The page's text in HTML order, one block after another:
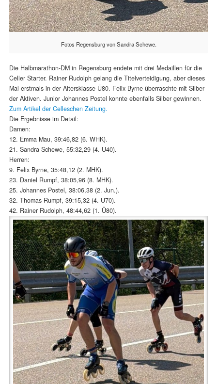
Fotos Regensburg von Sandra Schewe.
Die Halbmarathon-DM in Regensburg endete mit drei Medaillen für die
Celler Starter. Rainer Rudolph gelang die Titelverteidigung, aber dieses
Mal erstmals in der Altersklasse Ü80. Felix Byrne überraschte mit Silber
der Aktiven. Junior Johannes Postel konnte ebenfalls Silber gewinnen.
Zum Artikel der Celleschen Zeitung.
Die Ergebnisse im Detail:
Damen:
12. Emma Mau, 39:46,82 (6. WHK).
21. Sandra Schewe, 55:32,29 (4. U40).
Herren:
9. Felix Byrne, 35:48,12 (2. MHK).
23. Daniel Rumpf, 38:05,96 (8. MHK).
25. Johannes Postel, 38:06,38 (2. Jun.).
32. Thomas Rumpf, 39:15,32 (4. U70).
42. Rainer Rudolph, 48:44,62 (1. Ü80).